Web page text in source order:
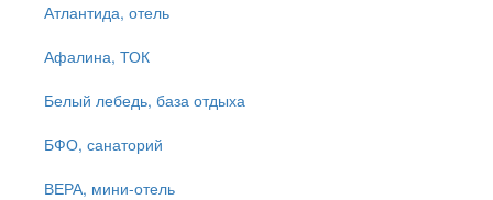
Атлантида, отель
Афалина, ТОК
Белый лебедь, база отдыха
БФО, санаторий
ВЕРА, мини-отель